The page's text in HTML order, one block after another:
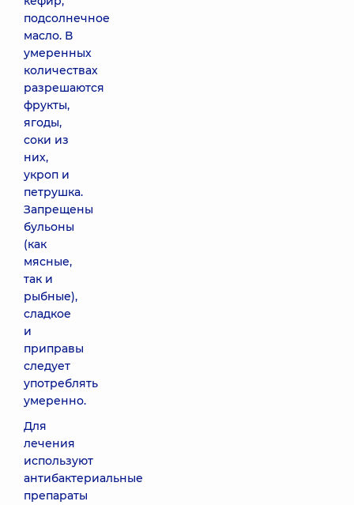
подсолнечное
масло. В
умеренных
количествах
разрешаются
фрукты,
ягоды,
соки из
них,
укроп и
петрушка.
Запрещены
бульоны
(как
мясные,
так и
рыбные),
сладкое
и
приправы
следует
употреблять
умеренно.
Для
лечения
используют
антибактериальные
препараты